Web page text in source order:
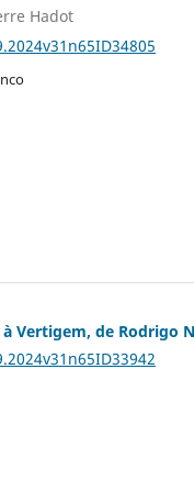
Hadot
Vertigem, de Rodrigo